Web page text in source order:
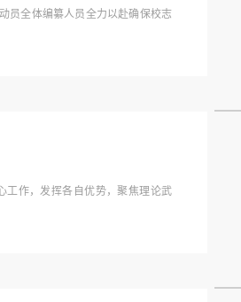
员全体编纂人员全力以赴确保校志
工作，发挥各自优势，聚焦理论武